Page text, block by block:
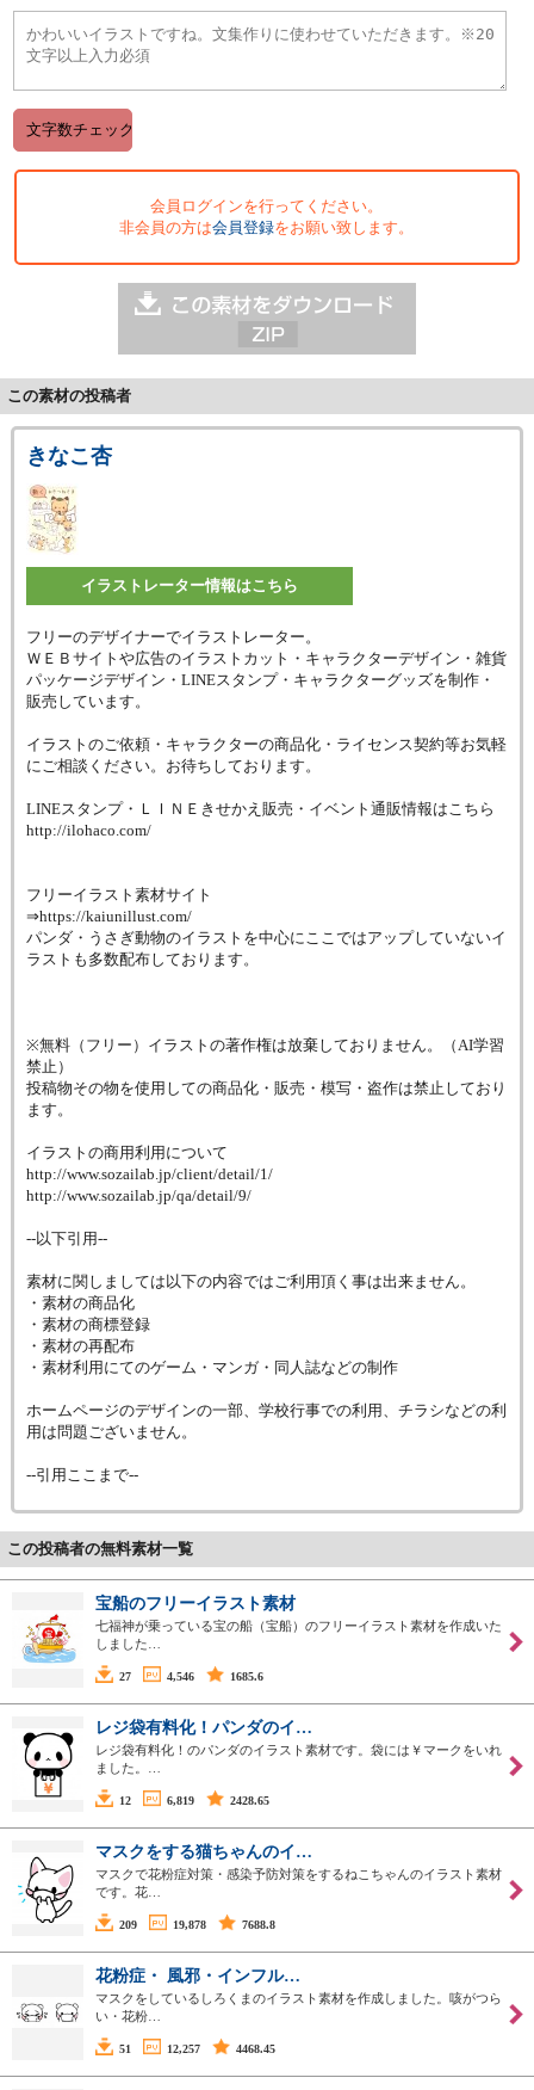
会員ログインを行ってください。
非会員の方は会員登録をお願い致します。
この素材の投稿者
きなこ杏
イラストレーター情報はこちら
フリーのデザイナーでイラストレーター。
ＷＥＢサイトや広告のイラストカット・キャラクターデザイン・雑貨
パッケージデザイン・LINEスタンプ・キャラクターグッズを制作・
販売しています。
イラストのご依頼・キャラクターの商品化・ライセンス契約等お気軽
にご相談ください。お待ちしております。
LINEスタンプ・ＬＩＮＥきせかえ販売・イベント通販情報はこちら
http://ilohaco.com/
フリーイラスト素材サイト
⇒https://kaiunillust.com/
パンダ・うさぎ動物のイラストを中心にここではアップしていないイ
ラストも多数配布しております。
※無料（フリー）イラストの著作権は放棄しておりません。（AI学習
禁止）
投稿物その物を使用しての商品化・販売・模写・盗作は禁止しており
ます。
イラストの商用利用について
http://www.sozailab.jp/client/detail/1/
http://www.sozailab.jp/qa/detail/9/
--以下引用--
素材に関しましては以下の内容ではご利用頂く事は出来ません。
・素材の商品化
・素材の商標登録
・素材の再配布
・素材利用にてのゲーム・マンガ・同人誌などの制作
ホームページのデザインの一部、学校行事での利用、チラシなどの利
用は問題ございません。
--引用ここまで--
この投稿者の無料素材一覧
宝船のフリーイラスト素材
七福神が乗っている宝の船（宝船）のフリーイラスト素材を作成いた
しました…
27 4,546 1685.6
レジ袋有料化！パンダのイ…
レジ袋有料化！のパンダのイラスト素材です。袋には￥マークをいれ
ました。…
12 6,819 2428.65
マスクをする猫ちゃんのイ…
マスクで花粉症対策・感染予防対策をするねこちゃんのイラスト素材
です。花…
209 19,878 7688.8
花粉症・ 風邪・インフル…
マスクをしているしろくまのイラスト素材を作成しました。咳がつら
い・花粉…
51 12,257 4468.45